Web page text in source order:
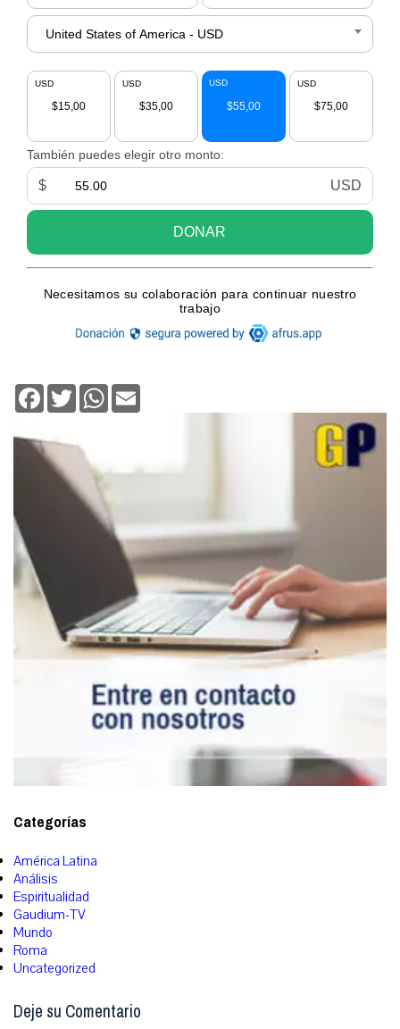
Facebook
TwitterWhatsApp
Categorías
América Latina
Análisis
Espiritualidad
Gaudium-TV
Mundo
Roma
Uncategorized
Deje su Comentario